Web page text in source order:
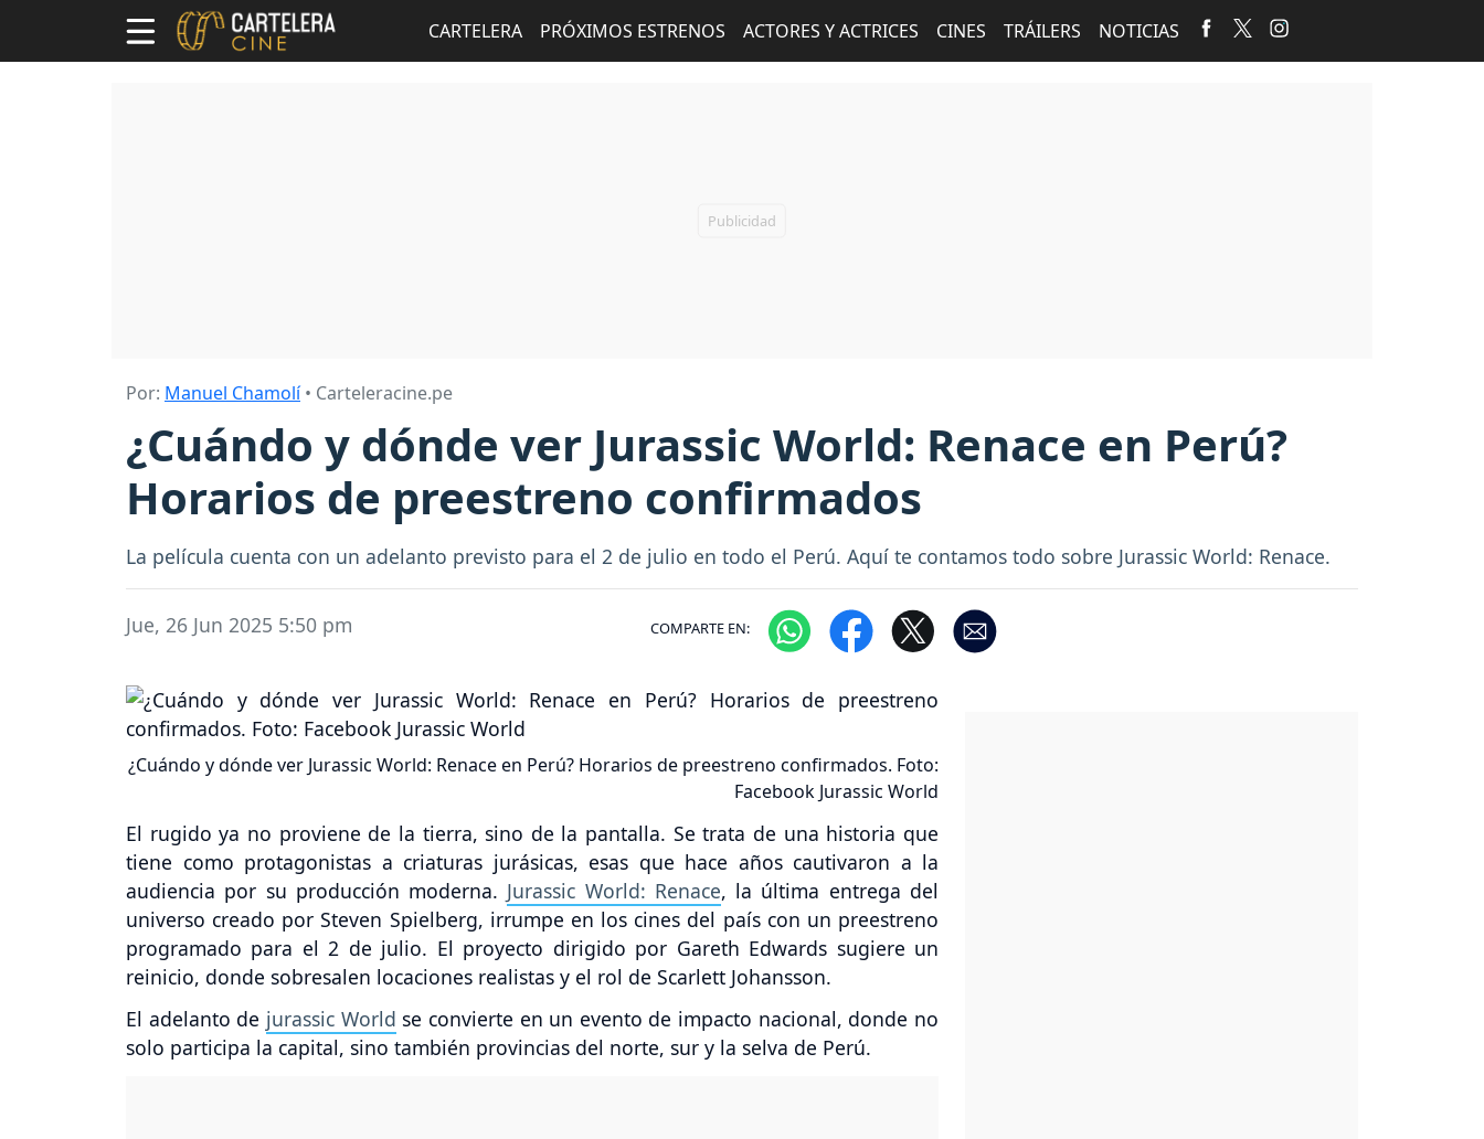
CARTELERA PRÓXIMOS ESTRENOS ACTORES Y ACTRICES CINES TRÁILERS NOTICIAS
Por: Manuel Chamolí• Carteleracine.pe
¿Cuándo y dónde ver Jurassic World: Renace en Perú?
Horarios de preestreno confirmados
La película cuenta con un adelanto previsto para el 2 de julio en todo el Perú. Aquí te contamos todo sobre Jurassic World: Renace.
Jue, 26 Jun 2025 5:50 pm COMPARTE EN:
¿Cuándo y dónde ver Jurassic World: Renace en Perú? Horarios de preestreno confirmados. Foto:
Facebook Jurassic World
El rugido ya no proviene de la tierra, sino de la pantalla. Se trata de una historia que
tiene como protagonistas a criaturas jurásicas, esas que hace años cautivaron a la
audiencia por su producción moderna. Jurassic World: Renace, la última entrega del
universo creado por Steven Spielberg, irrumpe en los cines del país con un preestreno
programado para el 2 de julio. El proyecto dirigido por Gareth Edwards sugiere un
reinicio, donde sobresalen locaciones realistas y el rol de Scarlett Johansson.
El adelanto de jurassic World se convierte en un evento de impacto nacional, donde no
solo participa la capital, sino también provincias del norte, sur y la selva de Perú.